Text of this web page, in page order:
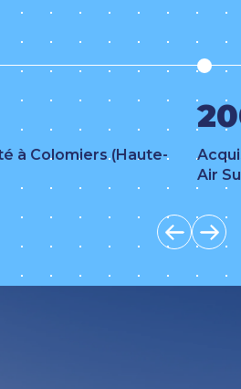
à Colomiers (Haute-
Air